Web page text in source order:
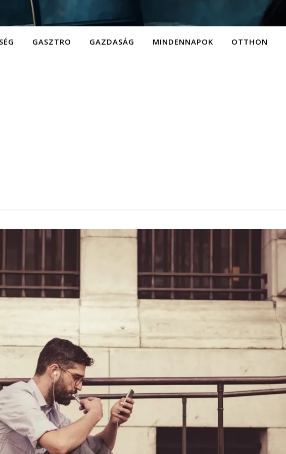
GASZTRO GAZDASÁG MINDENNAPOK OTTHON